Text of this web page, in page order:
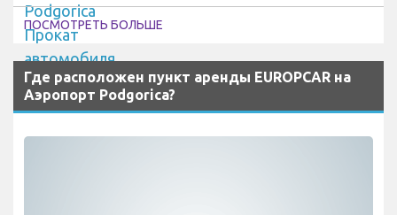
ПОСМОТРЕТЬ БОЛЬШЕ
Где расположен пункт аренды EUROPCAR на
Аэропорт Podgorica?